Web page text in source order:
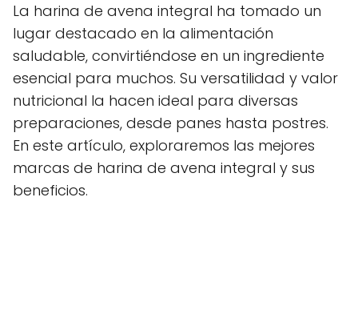
La harina de avena integral ha tomado un
lugar destacado en la alimentación
saludable, convirtiéndose en un ingrediente
esencial para muchos. Su versatilidad y valor
nutricional la hacen ideal para diversas
preparaciones, desde panes hasta postres.
En este artículo, exploraremos las mejores
marcas de harina de avena integral y sus
beneficios.